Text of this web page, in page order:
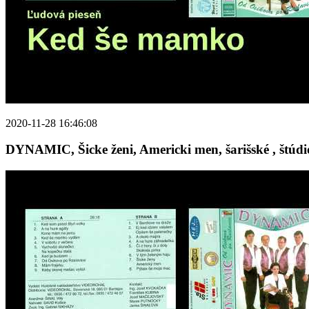
2020-11-28 16:46:08
DYNAMIC, Šicke ženi, Americki men, šarišské ,